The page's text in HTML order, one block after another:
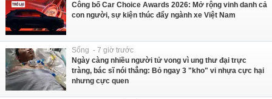
Công bố Car Choice Awards 2026: Mở rộng vinh danh cả
con người, sự kiện thúc đẩy ngành xe Việt Nam
Sống - 7 giờ trước
Ngày càng nhiều người tử vong vì ung thư đại trực
tràng, bác sĩ nói thẳng: Bỏ ngay 3 "kho" vi nhựa cực hại
nhưng cực quen